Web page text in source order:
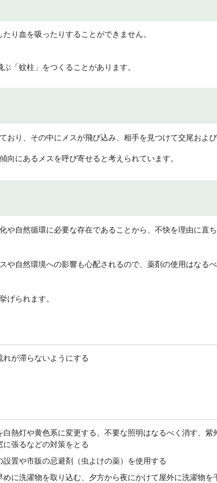
り血を吸ったりすることができません。
「蚊柱」をつくることがあります。
おり、その中にメスが飛び込み、相手を見つけて交尾および
向にあるメスを呼び寄せると考えられています。
や自然循環に必要な存在であることから、不快を理由に直
や自然環境への影響も心配されるので、薬剤の使用はなる
げられます。
が滞らないようにする
熱灯や黄色系に変更する、不要な照明はなるべく消す、紫
張るなどの対策をとる
置や市販の忌避剤（虫よけの薬）を使用する
に洗濯物を取り込む、夕方から夜にかけて屋外に洗濯物を